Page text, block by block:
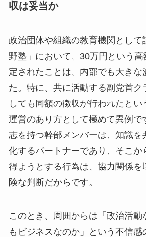
収は妥当か
政治団体や組織の教育機関として
野塾」において、30万円という高
定されたことは、内部でも大きな
た。特に、共に活動する副党首ク
しても同額の徴収が行われたとい
運営のあり方として極めて異例で
志を持つ幹部メンバーは、知識を
化するパートナーであり、そこか
得ようとする行為は、協力関係を
険な判断だからです。
このとき、周囲からは「政治活動
もビジネスなのか」という不信感